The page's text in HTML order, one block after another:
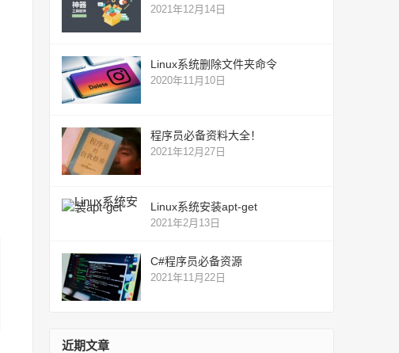
2021年12月14日
Linux系统删除文件夹命令
2020年11月10日
程序员必备资料大全！
2021年12月27日
Linux系统安装apt-get
2021年2月13日
C#程序员必备资源
2021年11月22日
近期文章